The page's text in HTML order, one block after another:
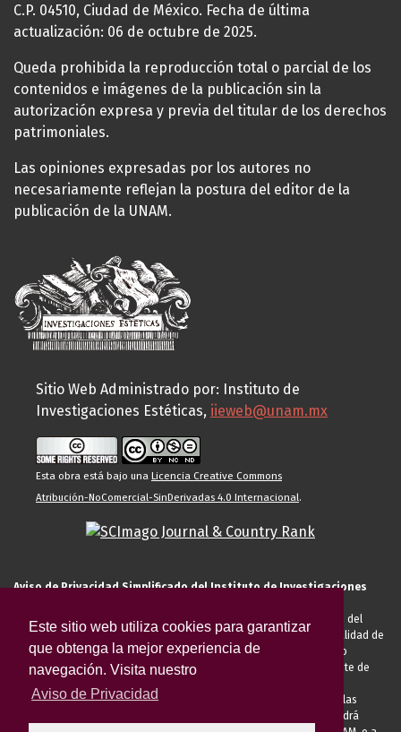
Este sitio web utiliza cookies para garantizar
que obtenga la mejor experiencia de
navegación. Visita nuestro
Aviso de Privacidad
C.P. 04510, Ciudad de México. Fecha de última
actualización: 06 de octubre de 2025.
Queda prohibida la reproducción total o parcial de los
contenidos e imágenes de la publicación sin la
autorización expresa y previa del titular de los derechos
patrimoniales.
Las opiniones expresadas por los autores no
necesariamente reflejan la postura del editor de la
publicación de la UNAM.
Sitio Web Administrado por: Instituto de
Investigaciones Estéticas, iieweb@unam.mx
Esta obra está bajo una Licencia Creative Commons
Atribución-NoComercial-SinDerivadas 4.0 Internacional.
Aviso de Privacidad Simplificado del Instituto de Investigaciones
El Instituto de Investigaciones Estéticas de la UNAM, es responsable del
tratamiento de sus datos personales para el registro de usted en calidad de
alumno, docente, personal de la entidad académica, conferencista o
invitado externo (nacional o extranjero), visitante, proveedor o cliente de
anteriormente descritas u otras aquellas exigidas legalmente o por las
autoridades competentes podrá transferir sus datos personales. Podrá